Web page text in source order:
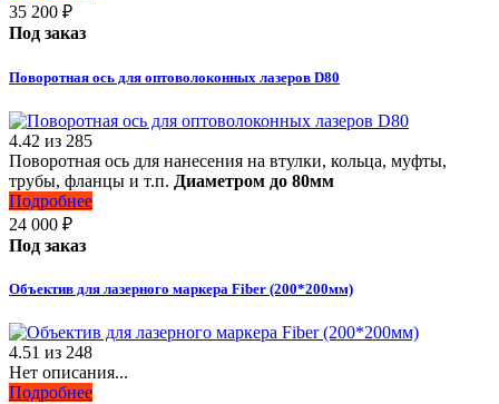
35 200 ₽
Под заказ
Поворотная ось для оптоволоконных лазеров D80
4.42 из 285
Поворотная ось для нанесения на втулки, кольца, муфты,
трубы, фланцы и т.п. Диаметром до 80мм
Подробнее
24 000 ₽
Под заказ
Объектив для лазерного маркера Fiber (200*200мм)
4.51 из 248
Нет описания...
Подробнее